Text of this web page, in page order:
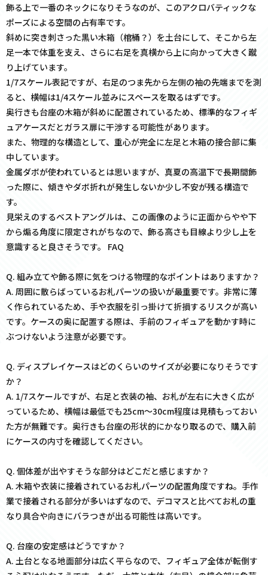
飾る上で一番のネックになりそうなのが、このアクロバティックな
ポーズによる空間の占有率です。
斜めに突き刺さった黒い木箱（棺桶？）を土台にして、そこから左
足一本で体重を支え、さらに右足を真横から上に向かって大きく蹴
り上げています。
1/7スケール表記ですが、右足のつま先から左側の袖の先端までを測
ると、横幅は1/4スケール並みにスペースを取るはずです。
奥行きも台座の木箱が斜めに配置されているため、標準的なフィギ
ュアケースだとガラス扉に干渉する可能性があります。
また、物理的な構造として、重心が完全に左足と木箱の接合部に集
中しています。
金属ダボが使われているとは思いますが、真夏の高温下で長期間飾
った際に、傾きやダボ折れが発生しないか少し不安が残る構造で
す。
見栄えのするベストアングルは、この画像のように正面からやや下
から煽る角度に限定されがちなので、飾る高さも目線より少し上を
意識すると良さそうです。 FAQ
Q. 組み立てや飾る際に気をつける物理的なポイントはありますか？
A. 周囲に散らばっているお札パーツの扱いが最重要です。非常に薄
く作られているため、手や衣服を引っ掛けて折損するリスクが高い
です。ケースの奥に配置する際は、手前のフィギュアを動かす時に
ぶつけないよう注意が必要です。
Q. ディスプレイケースはどのくらいのサイズが必要になりそうです
か？
A. 1/7スケールですが、右足と衣装の袖、お札が左右に大きく広が
っているため、横幅は最低でも25cm〜30cm程度は見積もっておい
た方が無難です。奥行きも台座の形状的にかなり取るので、購入前
にケースの内寸を確認してください。
Q. 個体差が出やすそうな部分はどこだと感じますか？
A. 木箱や衣装に接着されているお札パーツの配置角度ですね。手作
業で接着される部分が多いはずなので、デコマスと比べてお札の重
なり具合や向きにバラつきが出る可能性は高いです。
Q. 台座の安定感はどうですか？
A. 土台となる地面部分は広く平らなので、フィギュア全体が転倒す